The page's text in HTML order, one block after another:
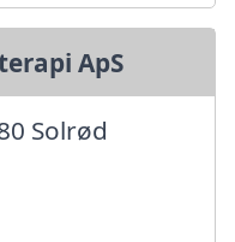
ApS
Solrød